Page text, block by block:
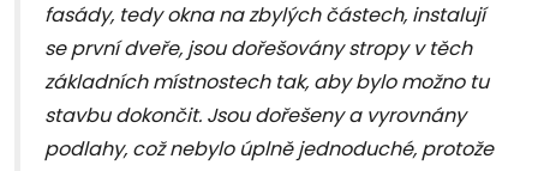
fasády, tedy okna na zbylých částech, instalují
se první dveře, jsou dořešovány stropy v těch
základních místnostech tak, aby bylo možno tu
stavbu dokončit. Jsou dořešeny a vyrovnány
podlahy, což nebylo úplně jednoduché, protože